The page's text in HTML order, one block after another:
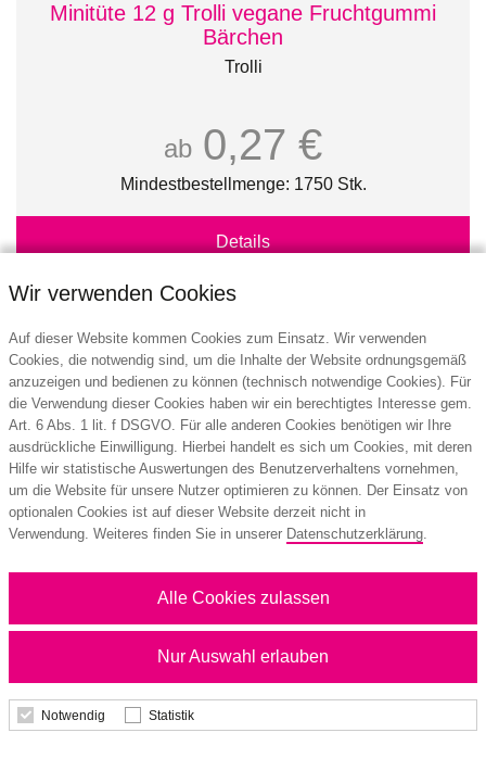
Minitüte 12 g Trolli vegane Fruchtgummi
Bärchen
Trolli
ab 0,27 €
Mindestbestellmenge: 1750 Stk.
Details
Lebkuchenherz WEISS Papiertüte
Wir verwenden Cookies
Auf dieser Website kommen Cookies zum Einsatz. Wir verwenden
Cookies, die notwendig sind, um die Inhalte der Website ordnungsgemäß
anzuzeigen und bedienen zu können (technisch notwendige Cookies). Für
die Verwendung dieser Cookies haben wir ein berechtigtes Interesse gem.
Art. 6 Abs. 1 lit. f DSGVO. Für alle anderen Cookies benötigen wir Ihre
ausdrückliche Einwilligung. Hierbei handelt es sich um Cookies, mit deren
Hilfe wir statistische Auswertungen des Benutzerverhaltens vornehmen,
um die Website für unsere Nutzer optimieren zu können. Der Einsatz von
optionalen Cookies ist auf dieser Website derzeit nicht in
Verwendung. Weiteres finden Sie in unserer Datenschutzerklärung.
Nur Auswahl erlauben
Alle Cookies zulassen
Notwendig Statistik